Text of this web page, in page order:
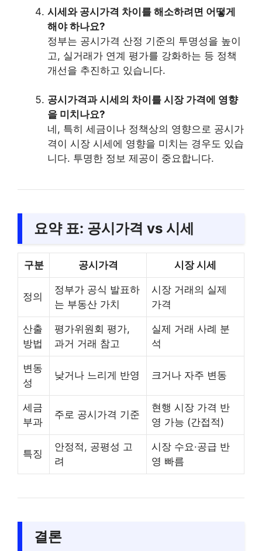
시세와 공시가격 차이를 해소하려면 어떻게
해야 하나요?
정부는 공시가격 산정 기준의 투명성을 높이
고, 실거래가 연계 평가를 강화하는 등 정책
개선을 추진하고 있습니다.
공시가격과 시세의 차이를 시장 가격에 영향
을 미치나요?
네, 특히 세금이나 정책상의 영향으로 공시가
격이 시장 시세에 영향을 미치는 경우도 있습
니다. 투명한 정보 제공이 중요합니다.
요약 표: 공시가격 vs 시세
구분 공시가격 시장 시세
정의
정부가 공식 발표하
는 부동산 가치
시장 거래의 실제
가격
산출
방법
평가위원회 평가,
과거 거래 참고
실제 거래 사례 분
석
변동
성
낮거나 느리게 반영 크거나 자주 변동
세금
부과
주로 공시가격 기준
현행 시장 가격 반
영 가능 (간접적)
특징
안정적, 공평성 고
려
시장 수요·공급 반
영 빠름
결론